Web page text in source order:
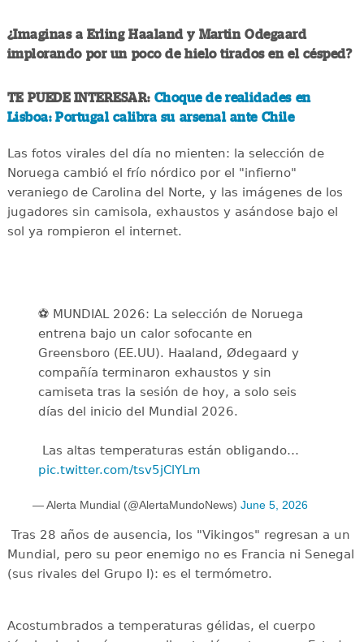
¿Imaginas a Erling Haaland y Martin Odegaard
implorando por un poco de hielo tirados en el césped?
TE PUEDE INTERESAR: Choque de realidades en
Lisboa: Portugal calibra su arsenal ante Chile
Las fotos virales del día no mienten: la selección de
Noruega cambió el frío nórdico por el "infierno"
veraniego de Carolina del Norte, y las imágenes de los
jugadores sin camisola, exhaustos y asándose bajo el
sol ya rompieron el internet.
⚽️ MUNDIAL 2026: La selección de Noruega
entrena bajo un calor sofocante en
Greensboro (EE.UU). Haaland, Ødegaard y
compañía terminaron exhaustos y sin
camiseta tras la sesión de hoy, a solo seis
días del inicio del Mundial 2026.
️ Las altas temperaturas están obligando…
pic.twitter.com/tsv5jClYLm
— Alerta Mundial (@AlertaMundoNews) June 5, 2026
Tras 28 años de ausencia, los "Vikingos" regresan a un
Mundial, pero su peor enemigo no es Francia ni Senegal
(sus rivales del Grupo I): es el termómetro.
Acostumbrados a temperaturas gélidas, el cuerpo